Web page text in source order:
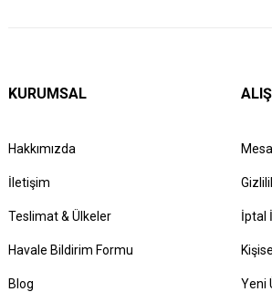
KURUMSAL
Hakkımızda
İletişim
Teslimat & Ülkeler
Havale Bildirim Formu
Blog
İptal
Yeni